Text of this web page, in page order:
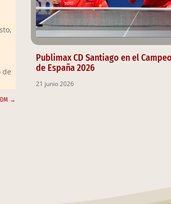
de
→
Publimax CD Santiago en el
de España 2026
21 junio 2026